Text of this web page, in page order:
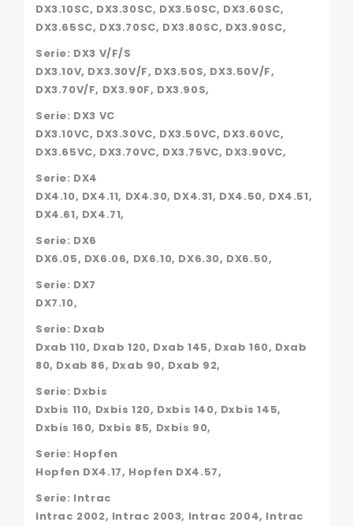
DX3.10SC, DX3.30SC, DX3.50SC, DX3.60SC,
DX3.65SC, DX3.70SC, DX3.80SC, DX3.90SC,
Serie: DX3 V/F/S
DX3.10V, DX3.30V/F, DX3.50S, DX3.50V/F,
DX3.70V/F, DX3.90F, DX3.90S,
Serie: DX3 VC
DX3.10VC, DX3.30VC, DX3.50VC, DX3.60VC,
DX3.65VC, DX3.70VC, DX3.75VC, DX3.90VC,
Serie: DX4
DX4.10, DX4.11, DX4.30, DX4.31, DX4.50, DX4.51,
DX4.61, DX4.71,
Serie: DX6
DX6.05, DX6.06, DX6.10, DX6.30, DX6.50,
Serie: DX7
DX7.10,
Serie: Dxab
Dxab 110, Dxab 120, Dxab 145, Dxab 160, Dxab
80, Dxab 86, Dxab 90, Dxab 92,
Serie: Dxbis
Dxbis 110, Dxbis 120, Dxbis 140, Dxbis 145,
Dxbis 160, Dxbis 85, Dxbis 90,
Serie: Hopfen
Hopfen DX4.17, Hopfen DX4.57,
Serie: Intrac
Intrac 2002, Intrac 2003, Intrac 2004, Intrac